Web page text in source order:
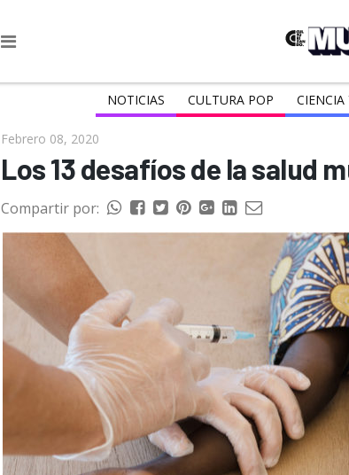
NOTICIAS CULTURA POP CIENCIA
Febrero 08, 2020
Los 13 desafíos de la salud
Compartir por: